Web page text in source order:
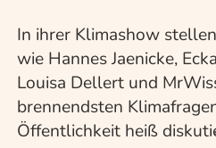
In ihrer Klimashow
wie Hannes Jaenicke,
Louisa Dellert und
brennendsten
Öffentlichkeit heiß